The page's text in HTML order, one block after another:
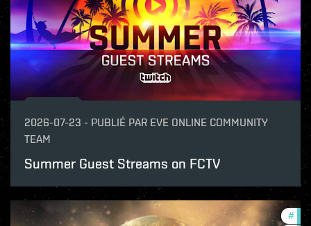
2026-07-23 - PUBLIÉ PAR EVE ONLINE COMMUNITY
TEAM
Summer Guest Streams on FCTV
#